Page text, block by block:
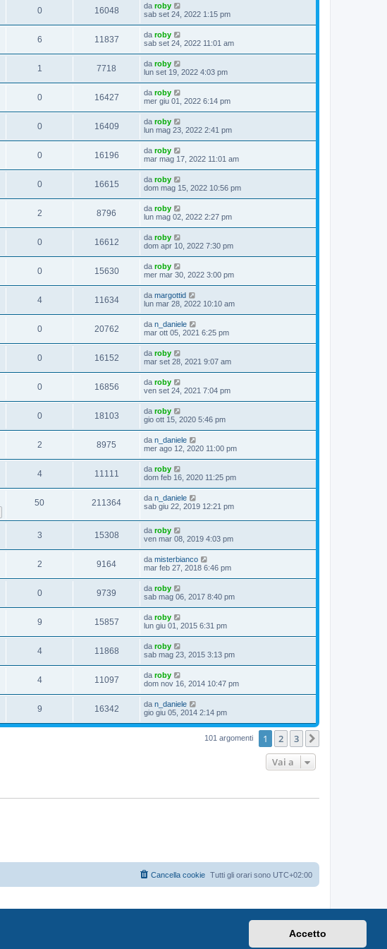
Accetto
0 16048 da roby
sab set 24, 2022 1:15 pm
6 11837 da roby
sab set 24, 2022 11:01 am
1 7718 da roby
lun set 19, 2022 4:03 pm
0 16427 da roby
mer giu 01, 2022 6:14 pm
0 16409 da roby
lun mag 23, 2022 2:41 pm
0 16196 da roby
mar mag 17, 2022 11:01 am
0 16615 da roby
dom mag 15, 2022 10:56 pm
2 8796 da roby
lun mag 02, 2022 2:27 pm
0 16612 da roby
dom apr 10, 2022 7:30 pm
0 15630 da roby
mer mar 30, 2022 3:00 pm
4 11634 da margottid
lun mar 28, 2022 10:10 am
0 20762 da n_daniele
mar ott 05, 2021 6:25 pm
0 16152 da roby
mar set 28, 2021 9:07 am
0 16856 da roby
ven set 24, 2021 7:04 pm
0 18103 da roby
gio ott 15, 2020 5:46 pm
2 8975 da n_daniele
mer ago 12, 2020 11:00 pm
4 11111 da roby
dom feb 16, 2020 11:25 pm
50 211364 da n_daniele
sab giu 22, 2019 12:21 pm
3 15308 da roby
ven mar 08, 2019 4:03 pm
2 9164 da misterbianco
mar feb 27, 2018 6:46 pm
0 9739 da roby
sab mag 06, 2017 8:40 pm
9 15857 da roby
lun giu 01, 2015 6:31 pm
4 11868 da roby
sab mag 23, 2015 3:13 pm
4 11097 da roby
dom nov 16, 2014 10:47 pm
9 16342 da n_daniele
gio giu 05, 2014 2:14 pm
101 argomenti 1 2 3
Vai a
Tutti gli orari sono UTC+02:00
Cancella cookie